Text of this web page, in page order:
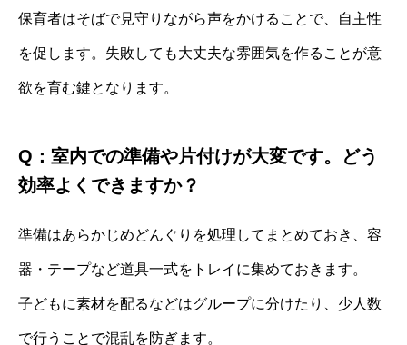
保育者はそばで見守りながら声をかけることで、自主性
を促します。失敗しても大丈夫な雰囲気を作ることが意
欲を育む鍵となります。
Q：室内での準備や片付けが大変です。どう
効率よくできますか？
準備はあらかじめどんぐりを処理してまとめておき、容
器・テープなど道具一式をトレイに集めておきます。
子どもに素材を配るなどはグループに分けたり、少人数
で行うことで混乱を防ぎます。